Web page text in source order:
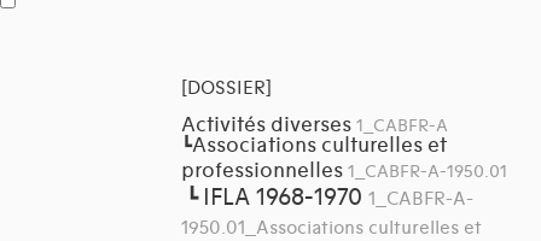
[DOSSIER]
Activités diverses 1_CABFR-A
┗Associations culturelles et
professionnelles 1_CABFR-A-1950.01
┗ IFLA 1968-1970 1_CABFR-A-
1950.01_Associations culturelles et